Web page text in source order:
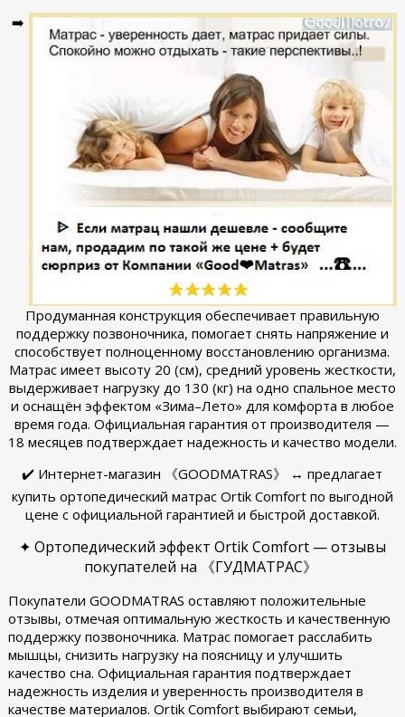
➡️
Продуманная конструкция обеспечивает правильную
поддержку позвоночника, помогает снять напряжение и
способствует полноценному восстановлению организма.
Матрас имеет высоту 20 (см), средний уровень жесткости,
выдерживает нагрузку до 130 (кг) на одно спальное место
и оснащён эффектом «Зима–Лето» для комфорта в любое
время года. Официальная гарантия от производителя —
18 месяцев подтверждает надежность и качество модели.
✔️ Интернет-магазин 《GOODMATRAS》 ↔ предлагает
купить ортопедический матрас Ortik Comfort по выгодной
цене с официальной гарантией и быстрой доставкой.
✦ Ортопедический эффект Ortik Comfort — отзывы
покупателей на 《ГУДМАТРАС》
Покупатели GOODMATRAS оставляют положительные
отзывы, отмечая оптимальную жесткость и качественную
поддержку позвоночника. Матрас помогает расслабить
мышцы, снизить нагрузку на поясницу и улучшить
качество сна. Официальная гарантия подтверждает
надежность изделия и уверенность производителя в
качестве материалов. Ortik Comfort выбирают семьи,